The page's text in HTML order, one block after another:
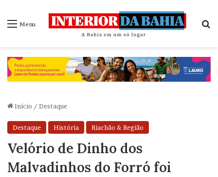
Menu
Início / Destaque
Destaque História Riachão & Região
Velório de Dinho dos
Malvadinhos do Forró foi